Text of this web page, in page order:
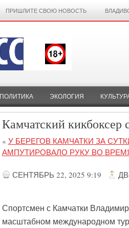
ПРИШЛИТЕ СВОЮ НОВОСТЬ
ПОЛИТИКА ЭКОЛОГИЯ
Камчатский кикбоксер
« У БЕРЕГОВ КАМЧАТКИ ЗА
АМПУТИРОВАЛО РУКУ ВО
СЕНТЯБРЬ 22, 2025 9:19
Спортсмен с Камчатки
масштабном международном